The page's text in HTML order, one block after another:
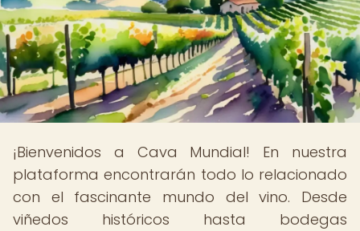
¡Bienvenidos a Cava Mundial! En nuestra
plataforma encontrarán todo lo relacionado
con el fascinante mundo del vino. Desde
viñedos históricos hasta bodegas